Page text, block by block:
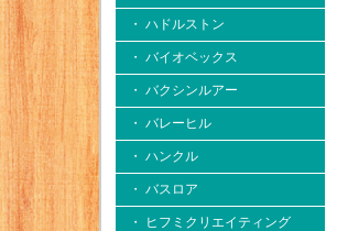
・ ハドルストン
・ バイオベックス
・ バクシンルアー
・ バレーヒル
・ ハンクル
・ バスロア
・ ヒフミクリエイティング